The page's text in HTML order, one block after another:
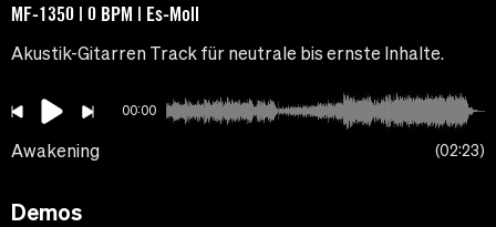
MF-1350 | 0 BPM | Es-Moll
Akustik-Gitarren Track für neutrale bis ernste Inhalte.
00:00
Awakening 02:23
Demos